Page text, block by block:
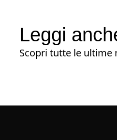
Leggi
Scopri tutte le ultime